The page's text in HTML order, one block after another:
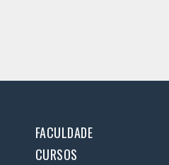
FACULDADE
CURSOS